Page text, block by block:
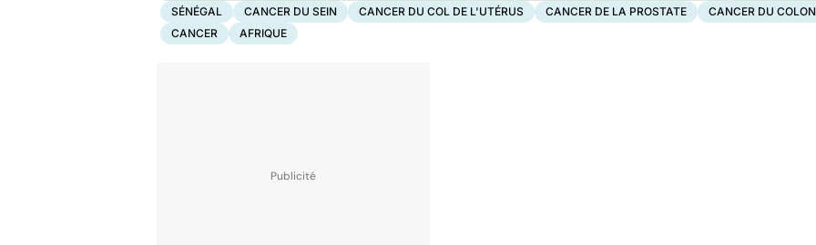
SÉNÉGAL CANCER DU SEIN CANCER DU COL DE L'UTÉRUS CANCER DE LA PROSTATE CANCER DU
CANCER
AFRIQUE